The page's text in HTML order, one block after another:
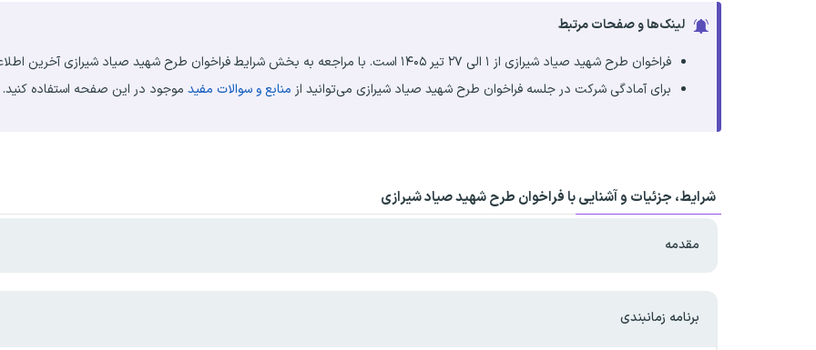
لینک‌ها و صفحات مرتبط
فراخوان طرح شهید صیاد شیرازی از ۱ الی ۲۷ تیر ۱۴۰۵ است. با مراجعه به بخش شرایط فراخوان طرح شهید صیاد شیرازی آخرین اطلاعیه‌های مرتبط را بخوانید.
برای آمادگی شرکت در جلسه فراخوان طرح شهید صیاد شیرازی می‌توانید از منابع و سوالات مفید موجود در این صفحه استفاده کنید.
شرایط، جزئیات و آشنایی با فراخوان طرح شهید صیاد شیرازی
مقدمه
برنامه زمانبندی